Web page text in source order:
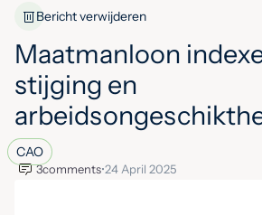
Bericht verwijderen
Maatmanloon
stijging en
CAO
3comments•24 April 2025